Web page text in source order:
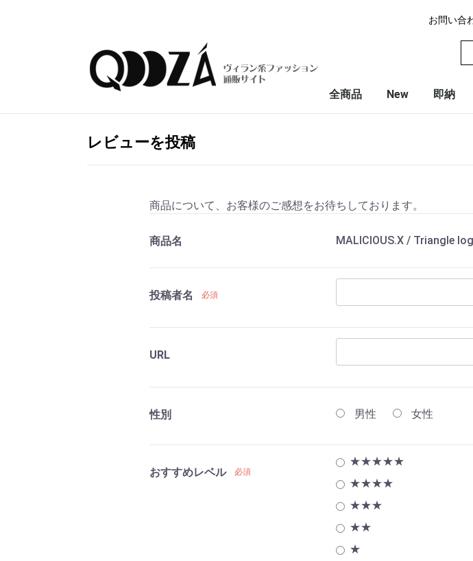
お問い合
全商品 New 即納
レビューを投稿
商品について、お客様のご感想をお待ちしております。
商品名 MALICIOUS.X / Triangle
投稿者名 必須
URL
性別 男性 女性
おすすめレベル 必須
★★★★★
★★★★
★★★
★★
★